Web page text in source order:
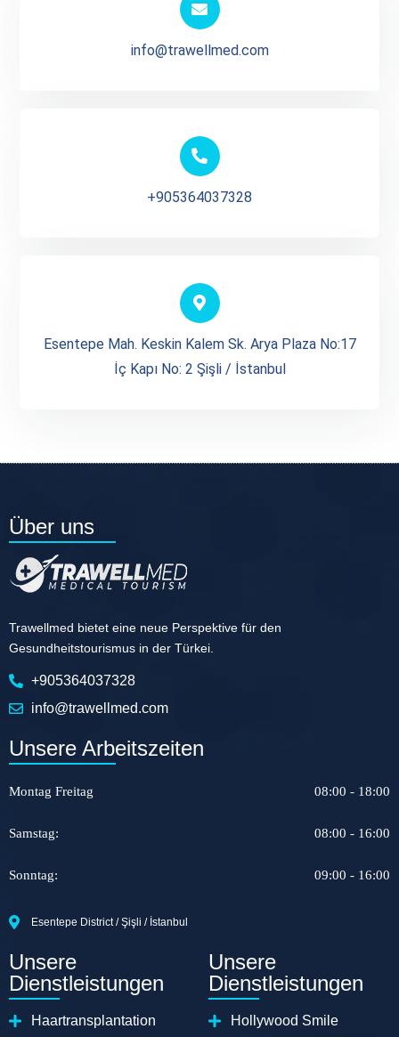
info@trawellmed.com
+905364037328
Esentepe Mah. Keskin Kalem Sk. Arya Plaza No:17
İç Kapı No: 2 Şişli / İstanbul
Über uns
Trawellmed bietet eine neue Perspektive für den
Gesundheitstourismus in der Türkei.
+905364037328
info@trawellmed.com
Unsere Arbeitszeiten
Montag Freitag 08:00 - 18:00
Samstag: 08:00 - 16:00
Sonntag: 09:00 - 16:00
Esentepe District / Şişli / İstanbul
Unsere
Dienstleistungen
Haartransplantation
Unsere
Dienstleistungen
Hollywood Smile